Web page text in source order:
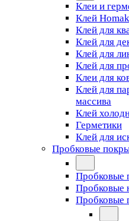
Клеи и
Клей
Клей для
Клей для
Клей для
Клей для
Клеи для
Клей для
массива
Клей
Герметики
Клей для
Пробковые
Пробковые
Пробковые
Пробковые